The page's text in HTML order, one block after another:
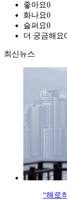
좋아요0
화나요0
슬퍼요0
더 궁금해요
최신뉴스
“해로